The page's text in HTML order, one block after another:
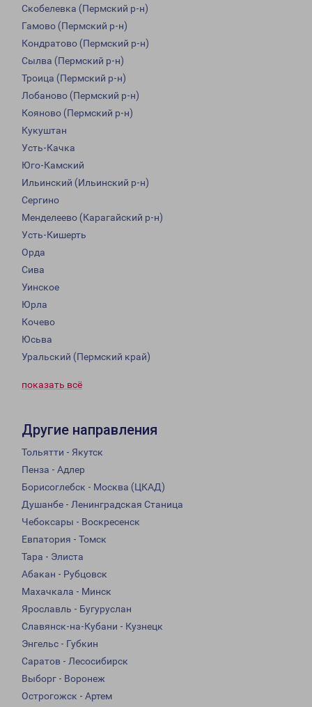
Скобелевка (Пермский р-н)
Гамово (Пермский р-н)
Кондратово (Пермский р-н)
Сылва (Пермский р-н)
Троица (Пермский р-н)
Лобаново (Пермский р-н)
Кояново (Пермский р-н)
Кукуштан
Усть-Качка
Юго-Камский
Ильинский (Ильинский р-н)
Сергино
Менделеево (Карагайский р-н)
Усть-Кишерть
Орда
Сива
Уинское
Юрла
Кочево
Юсьва
Уральский (Пермский край)
показать всё
Другие направления
Тольятти - Якутск
Пенза - Адлер
Борисоглебск - Москва (ЦКАД)
Душанбе - Ленинградская Станица
Чебоксары - Воскресенск
Евпатория - Томск
Тара - Элиста
Абакан - Рубцовск
Махачкала - Минск
Ярославль - Бугуруслан
Славянск-на-Кубани - Кузнецк
Энгельс - Губкин
Саратов - Лесосибирск
Выборг - Воронеж
Острогожск - Артем